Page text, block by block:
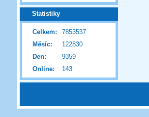
Statistiky
Online: 143
Celkem:
7853537
Měsíc:
122830
Den:
9359